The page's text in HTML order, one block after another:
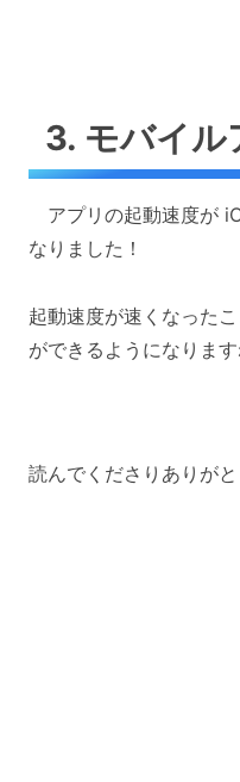
3. モバイル
アプリの起動速度が
なりました！
起動速度が速くなった
ができるようになります
読んでくださりありが